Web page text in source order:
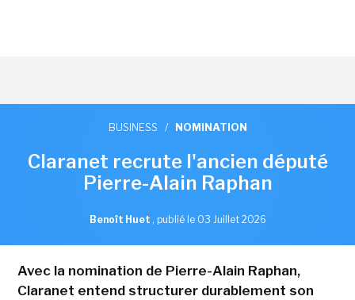
BUSINESS / NOMINATION
Claranet recrute l'ancien député
Pierre-Alain Raphan
Benoît Huet , publié le 03 Juillet 2026
Avec la nomination de Pierre-Alain Raphan,
Claranet entend structurer durablement son